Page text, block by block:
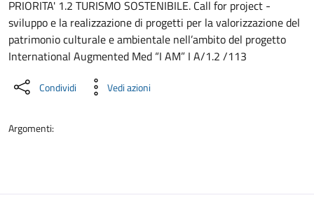
PRIORITA' 1.2 TURISMO SOSTENIBILE. Call for project -
sviluppo e la realizzazione di progetti per la valorizzazione del
patrimonio culturale e ambientale nell’ambito del progetto
International Augmented Med “I AM” I A/1.2 /113
Condividi Vedi azioni
Argomenti: